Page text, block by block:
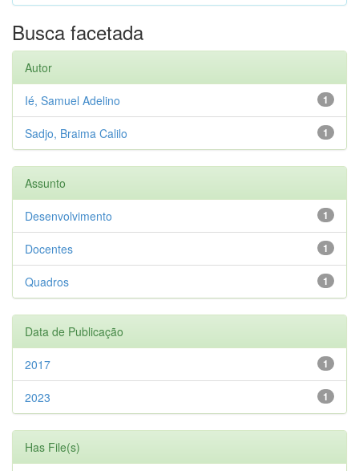
Busca facetada
Autor
1
Ié, Samuel Adelino
1
Sadjo, Braima Calilo
Assunto
1
Desenvolvimento
1
Docentes
1
Quadros
Data de Publicação
1
2017
1
2023
Has File(s)